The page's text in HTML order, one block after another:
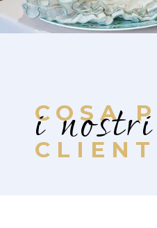
COSA
i nostri